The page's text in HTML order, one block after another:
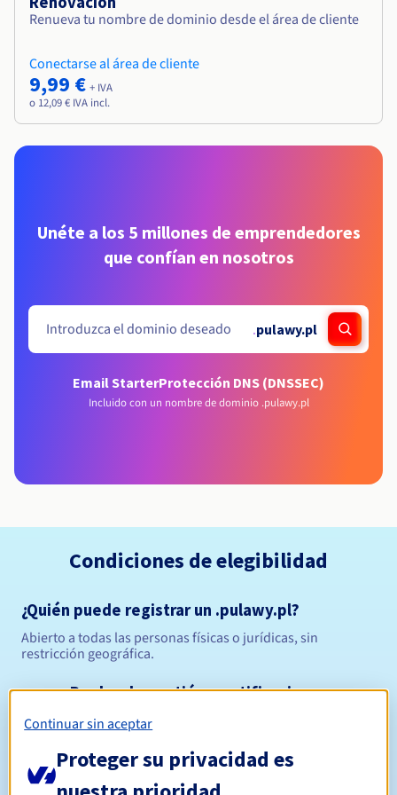
Renueva tu nombre de dominio desde el área de cliente
Conectarse al área de cliente
9,99 € + IVA
o 12,09 € IVA incl.
Unéte a los 5 millones de emprendedores
que confían en nosotros
.pulawy.pl
Email StarterProtección DNS (DNSSEC)
Incluido con un nombre de dominio .pulawy.pl
Condiciones de elegibilidad
¿Quién puede registrar un .pulawy.pl?
Abierto a todas las personas físicas o jurídicas, sin
restricción geográfica.
Reglas de gestión y notificaciones
Continuar sin aceptar
Proteger su privacidad es